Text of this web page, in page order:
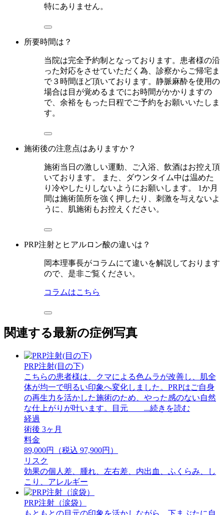
特にありません。
所要時間は？
当院は完全予約制となっております。患者様の沿
った対応をさせていただく為、診察からご帰宅ま
で３時間ほど頂いております。静脈麻酔を使用の
場合は目が覚めるまでにお時間がかかりますの
で、余裕をもった日程でご予約をお願いいたしま
す。
施術後の注意点はありますか？
施術当日の激しい運動、ご入浴、飲酒はお控え頂
いております。 また、ダウンタイム中は温めた
り冷やしたりしないようにお願いします。 1か月
間は施術箇所を強く押したり、刺激を与えないよ
うに、肌施術もお控えください。
PRP注射とヒアルロン酸の違いは？
岡本理事長がコラムにて違いを解説しております
ので、是非ご覧ください。
コラムはこちら
関連する最新の症例写真
PRP注射(目の下)
こちらの患者様は、クマによる色ムラが改善し、肌全
体が均一で明るい印象へ変化しました。PRPはご自身
の再生力を活かした施術のため、やった感のない自然
な仕上がりが叶います。目元 ...続きを読む
経過
術後 3ヶ月
料金
89,000円（税込 97,900円）
リスク
効果の個人差、腫れ、左右差、内出血、ふくらみ、し
こり、アレルギー
PRP注射（涙袋）